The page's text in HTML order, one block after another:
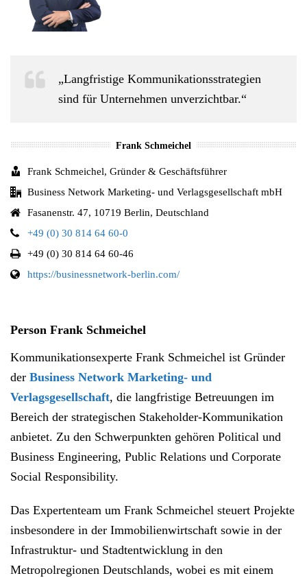
„Langfristige Kommunikationsstrategien
sind für Unternehmen unverzichtbar.“
Frank Schmeichel
Frank Schmeichel, Gründer & Geschäftsführer
Business Network Marketing- und Verlagsgesellschaft mbH
Fasanenstr. 47, 10719 Berlin, Deutschland
+49 (0) 30 814 64 60-0
+49 (0) 30 814 64 60-46
https://businessnetwork-berlin.com/
Person Frank Schmeichel
Kommunikationsexperte Frank Schmeichel ist Gründer
der Business Network Marketing- und
Verlagsgesellschaft, die langfristige Betreuungen im
Bereich der strategischen Stakeholder-Kommunikation
anbietet. Zu den Schwerpunkten gehören Political und
Business Engineering, Public Relations und Corporate
Social Responsibility.
Das Expertenteam um Frank Schmeichel steuert Projekte
insbesondere in der Immobilienwirtschaft sowie in der
Infrastruktur- und Stadtentwicklung in den
Metropolregionen Deutschlands, wobei es mit einem